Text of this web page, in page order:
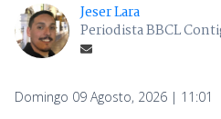
Jeser Lara
Periodista BBCL
Domingo 09 Agosto, 2026 | 11:01